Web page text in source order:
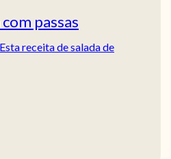
passas
receita de salada de